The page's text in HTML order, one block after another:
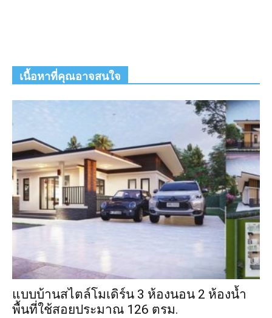
เนื้อหาที่คุณอาจสนใจ
แบบบ้านสไตล์โมเดิร์น 3 ห้องนอน 2 ห้องน้ำ
พื้นที่ใช้สอยประมาณ 126 ตรม.